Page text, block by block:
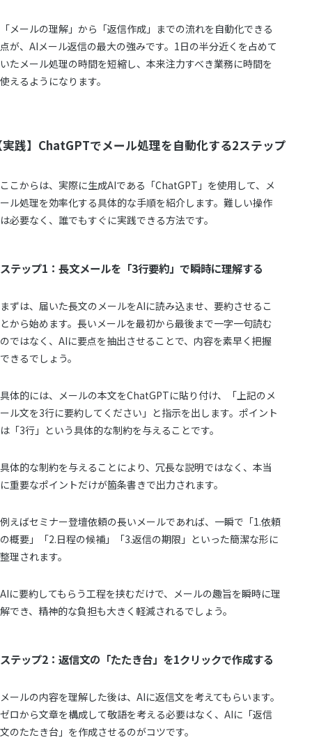
「メールの理解」から「返信作成」までの流れを自動化できる
点が、AIメール返信の最大の強みです。1日の半分近くを占めて
いたメール処理の時間を短縮し、本来注力すべき業務に時間を
使えるようになります。
践】ChatGPTでメール処理を自動化する2ステップ
ここからは、実際に生成AIである「ChatGPT」を使用して、メ
ール処理を効率化する具体的な手順を紹介します。難しい操作
は必要なく、誰でもすぐに実践できる方法です。
ステップ1：長文メールを「3行要約」で瞬時に理解する
まずは、届いた長文のメールをAIに読み込ませ、要約させるこ
とから始めます。長いメールを最初から最後まで一字一句読む
のではなく、AIに要点を抽出させることで、内容を素早く把握
できるでしょう。
具体的には、メールの本文をChatGPTに貼り付け、「上記のメ
ール文を3行に要約してください」と指示を出します。ポイント
は「3行」という具体的な制約を与えることです。
具体的な制約を与えることにより、冗長な説明ではなく、本当
に重要なポイントだけが箇条書きで出力されます。
例えばセミナー登壇依頼の長いメールであれば、一瞬で「1.依頼
の概要」「2.日程の候補」「3.返信の期限」といった簡潔な形に
整理されます。
AIに要約してもらう工程を挟むだけで、メールの趣旨を瞬時に理
解でき、精神的な負担も大きく軽減されるでしょう。
ステップ2：返信文の「たたき台」を1クリックで作成する
メールの内容を理解した後は、AIに返信文を考えてもらいます。
ゼロから文章を構成して敬語を考える必要はなく、AIに「返信
文のたたき台」を作成させるのがコツです。